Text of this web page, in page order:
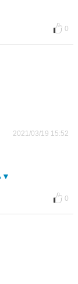
0
2021/03/19 15:52
0